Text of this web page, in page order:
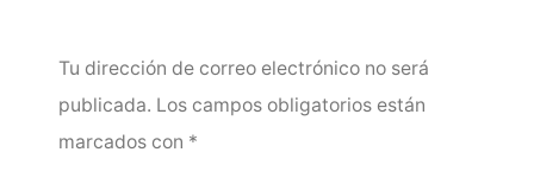
Tu dirección de correo electrónico no será
publicada. Los campos obligatorios están
marcados con *